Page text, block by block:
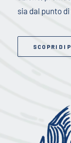
sia dal punto
SCOPRI DI